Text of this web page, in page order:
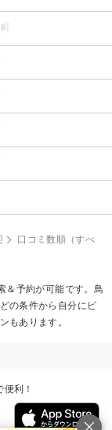
口コミ数順（すべ
＆予約が可能です。鳥
の条件から自分にピ
もあります。
利！